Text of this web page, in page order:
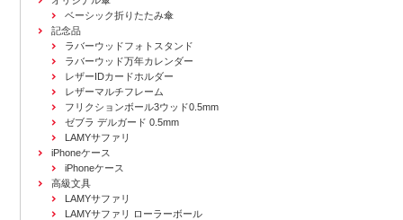
ベーシック折りたたみ傘
記念品
ラバーウッドフォトスタンド
ラバーウッド万年カレンダー
レザーIDカードホルダー
レザーマルチフレーム
フリクションボール3ウッド0.5mm
ゼブラ デルガード 0.5mm
LAMYサファリ
iPhoneケース
iPhoneケース
高級文具
LAMYサファリ
LAMYサファリ ローラーボール